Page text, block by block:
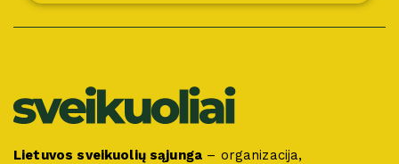
Lietuvos sveikuolių sąjunga – organizacija,